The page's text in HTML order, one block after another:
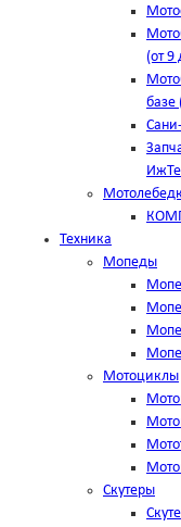
(от 9
базе
Техника
Мопеды
Мотоциклы
Скутеры